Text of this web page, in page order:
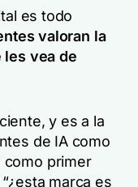
es todo
valoran la
les vea de
y es a la
de IA como
como primer
marca es